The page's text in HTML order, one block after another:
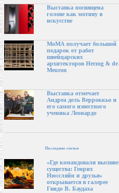
Выставка посвящена
голове как мотиву в
искусстве
МоМА получает большой
подарок от работ
швейцарских
архитекторов Herzog & de
Meuron
Выставка отмечает
Андреа дель Верроккьо и
его самого известного
ученика Леонардо
Последние статьи
«Где командовали высшие
существа: Генрих
Нюссляйн и друзья»
открывается в галерее
Гвидо В. Баудаха